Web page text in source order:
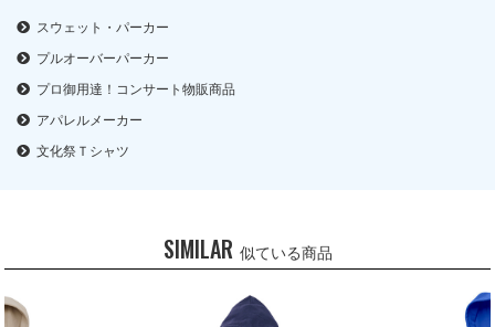
スウェット・パーカー
プルオーバーパーカー
プロ御用達！コンサート物販商品
アパレルメーカー
文化祭Ｔシャツ
SIMILAR 似ている商品